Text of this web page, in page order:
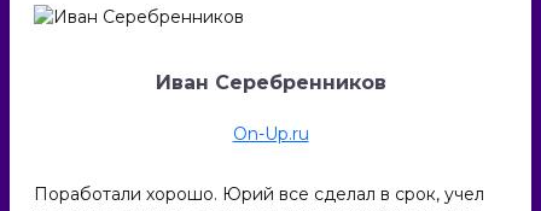
Иван Серебренников
On-Up.ru
Поработали хорошо. Юрий все сделал в срок, учел